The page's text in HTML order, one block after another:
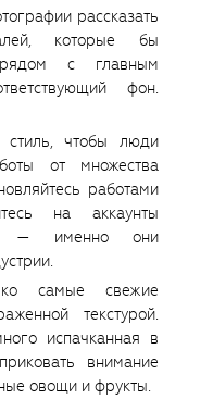
рассказать
которые бы
с главным
фон.
стиль, чтобы люди
от множества
работами
на аккаунты
— именно они
самые свежие
текстурой.
испачканная в
внимание
овощи и фрукты.